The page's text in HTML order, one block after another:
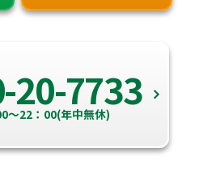
20-7733
～22：00(年中無休)